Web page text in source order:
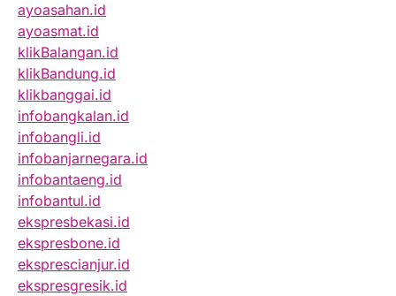
ayoasahan.id
ayoasmat.id
klikBalangan.id
klikBandung.id
klikbanggai.id
infobangkalan.id
infobangli.id
infobanjarnegara.id
infobantaeng.id
infobantul.id
ekspresbekasi.id
ekspresbone.id
eksprescianjur.id
ekspresgresik.id